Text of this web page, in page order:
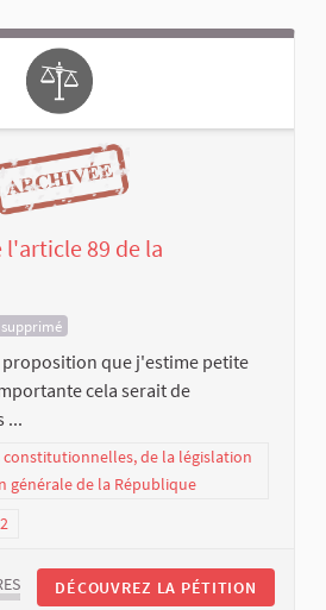
l'article 89 de la
proposition que j'estime petite
cela serait de
...
constitutionnelles, de la législation
générale de la République
DÉCOUVREZ LA PÉTITION